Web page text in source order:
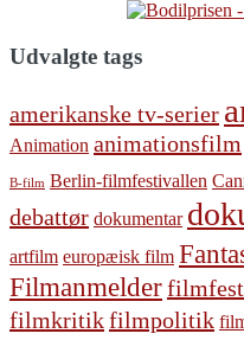
Udvalgte tags
amerikanske tv-serier
Animation animationsfilm
B-film Berlin-filmfestivallen
debattør dokumentar
artfilm europæisk film
Filmanmelder
filmkritikfilmpolitik